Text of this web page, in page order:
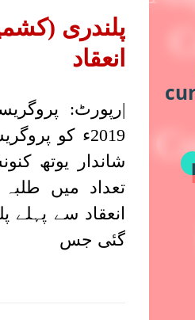
پلندری
انعقاد
2019ء کو
شاندار یوتھ
تعداد میں
انعقاد سے پہلے
گئی جس